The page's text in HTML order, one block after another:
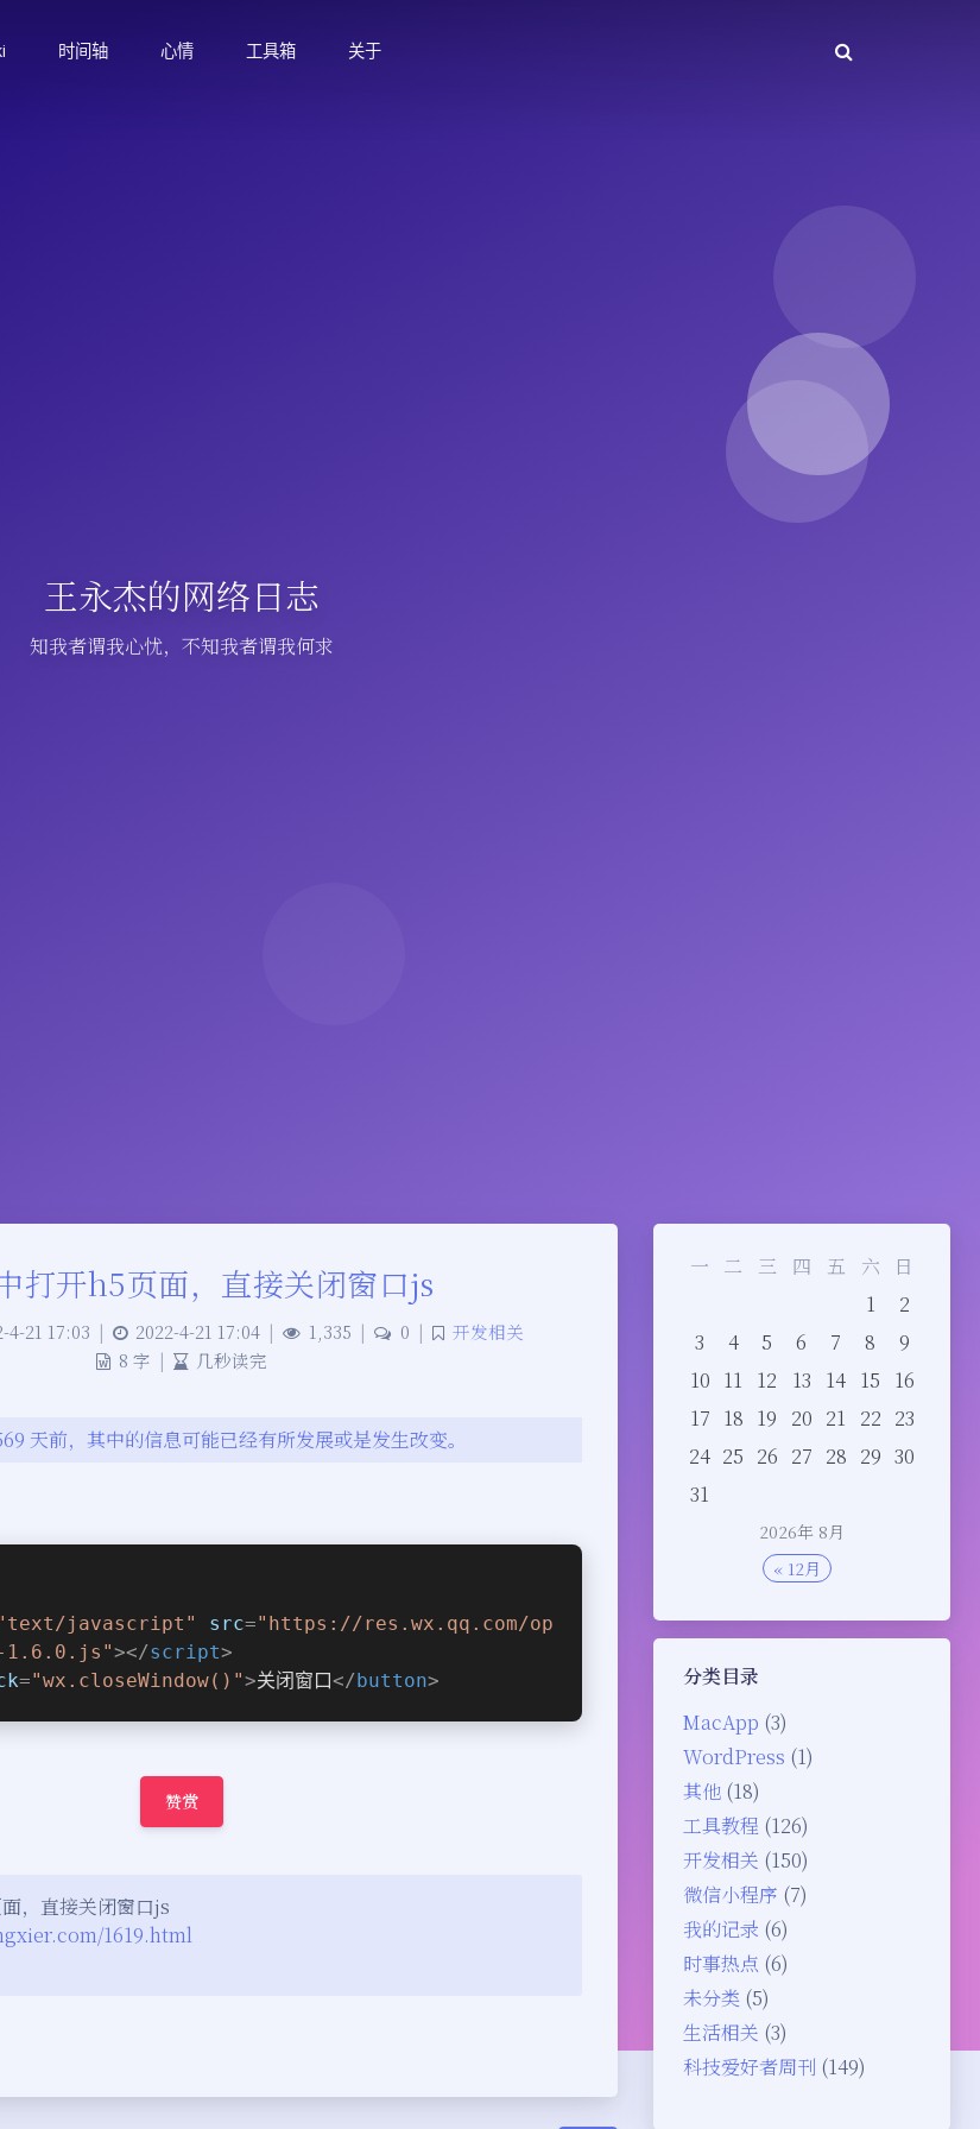
时间轴 心情 工具箱 关于
王永杰的网络日志
知我者谓我心忧，不知我者谓我何求
2026年 8月
一 二 三 四 五 六
日
1
2
3
4 5 6 7 8
9
10 11 12 13 14 15
16
17 18 19 20 21 22 23
24 25 26 27 28 29 30
31
« 12月
分类目录
MacApp (3)
WordPress (1)
其他 (18)
工具教程 (126)
开发相关 (150)
微信小程序 (7)
我的记录 (6)
时事热点 (6)
未分类 (5)
生活相关 (3)
科技爱好者周刊 (149)
打开h5页面，直接关闭窗口js
4-21 17:03 | 2022-4-21 17:04 | 1,335 | 0 |
开发相关
8 字 | 几秒读完
天前，其中的信息可能已经有所发展或是发生改变。
javascript" src="https://res.wx.qq.com/op
1.6.0.js"></script>
="wx.closeWindow()">关闭窗口</button>
赞赏
，直接关闭窗口js
1619.html